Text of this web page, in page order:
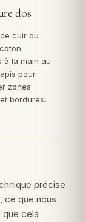
dos
cuir ou
à la main au
pour
zones
bordures.
précise
ce que nous
cela